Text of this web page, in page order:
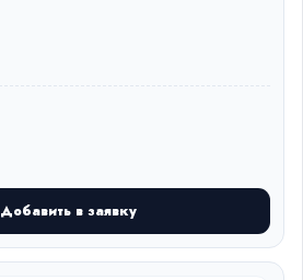
Добавить в заявку